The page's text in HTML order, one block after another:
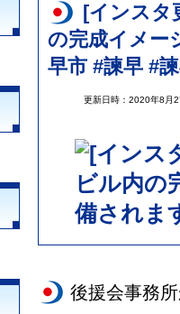
[インスタ
の完成イメー
早市 #諫早 #
更新日時：2020年8月
後援会事務